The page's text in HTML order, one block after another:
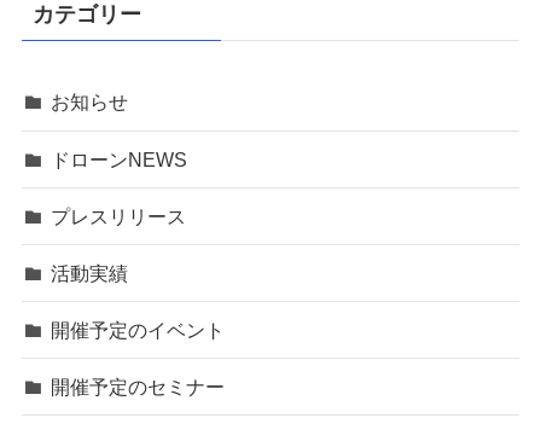
カテゴリー
お知らせ
ドローンNEWS
プレスリリース
活動実績
開催予定のイベント
開催予定のセミナー